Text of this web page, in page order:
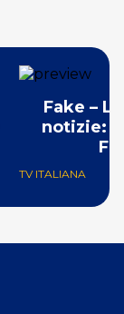
Fake –
notizie:
TV ITALIANA